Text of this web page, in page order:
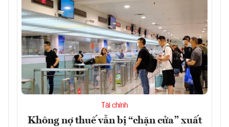
Tài chính
Không nợ thuế vẫn bị “chặn cửa” xuất